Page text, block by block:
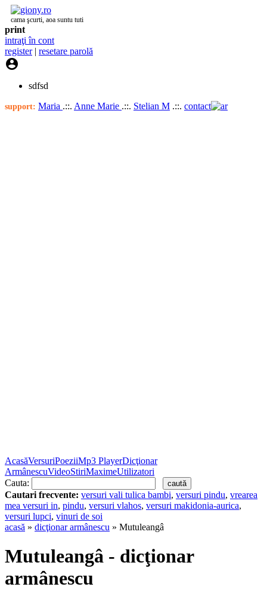
cama şcurti, aoa suntu tuti
print
intraţi în cont
register| resetare parolă

sdfsd
support: Maria .::. Anne Marie .::. Stelian M .::. contact
AcasăVersuriPoeziiMp3 PlayerDicţionar
ArmânescuVideoStiriMaximeUtilizatori
Cauta:
Cautari frecvente: versuri vali tulica bambi, versuri pindu, vrearea
mea versuri in, pindu, versuri vlahos, versuri makidonia-aurica,
versuri lupci, vinuri de soi
acasă » dicţionar armânescu » Mutuleangâ
Mutuleangâ - dicţionar
armânescu